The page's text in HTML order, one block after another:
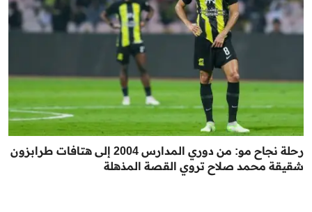
رحلة نجاح مو: من دوري المدارس 2004 إلى هتافات طرابزون
شقيقة محمد صلاح تروي القصة المذهلة